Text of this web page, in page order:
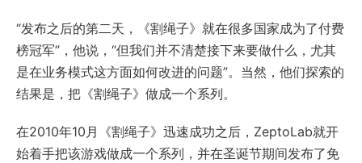
“发布之后的第二天，《割绳子》就在很多国家成为了付费
榜冠军”，他说，“但我们并不清楚接下来要做什么，尤其
是在业务模式这方面如何改进的问题”。当然，他们探索的
结果是，把《割绳子》做成一个系列。
在2010年10月《割绳子》迅速成功之后，ZeptoLab就开
始着手把该游戏做成一个系列，并在圣诞节期间发布了免